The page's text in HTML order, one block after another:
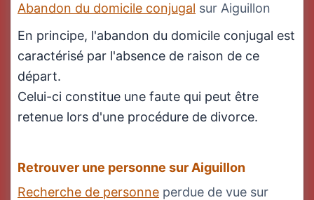
Abandon du domicile conjugal sur Aiguillon
En principe, l'abandon du domicile conjugal est
caractérisé par l'absence de raison de ce
départ.
Celui-ci constitue une faute qui peut être
retenue lors d'une procédure de divorce.
Retrouver une personne sur Aiguillon
Recherche de personne perdue de vue sur